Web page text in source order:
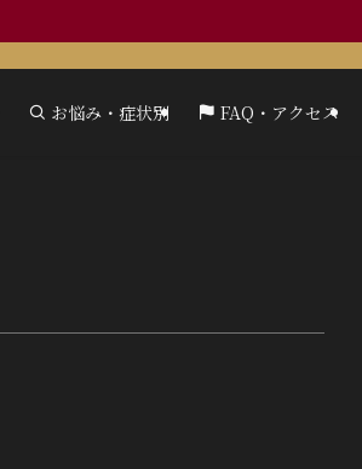
お悩み・症状別 FAQ・アクセス